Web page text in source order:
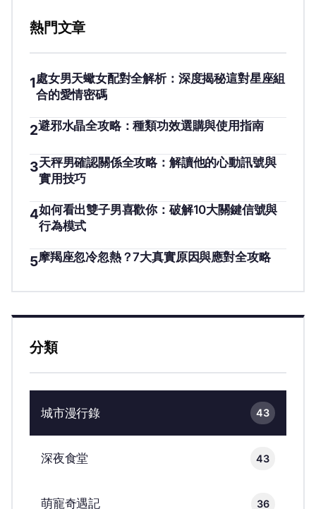
熱門文章
1處女男天蠍女配對全解析：深度揭秘這對星座組
合的愛情密碼
2避邪水晶全攻略：種類功效選購與使用指南
3天秤男確認關係全攻略：解讀他的心動訊號與
實用技巧
4如何看出雙子男喜歡你：破解10大關鍵信號與
行為模式
5摩羯座忽冷忽熱？7大真實原因與應對全攻略
分類
城市漫行錄 43
深夜食堂 43
萌寵奇遇記 36